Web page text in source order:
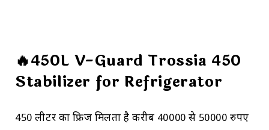
🔥450L V-Guard Trossia 450
Stabilizer for Refrigerator
450 लीटर का फ्रिज मिलता है करीब 40000 से 50000 रुपए